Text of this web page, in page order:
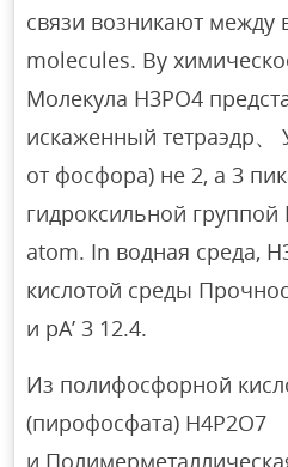
связи возникают между
molecules. By
Молекула H3PO4
искаженный тетраэдр、
от фосфора) не 2, а 3
гидроксильной
atom. In водная среда,
кислотой среды
и pA’ 3 12.4.
Из полифосфорной
(пирофосфата) Н4Р2О7